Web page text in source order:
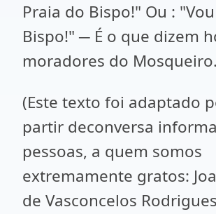
Praia do Bispo!" Ou :
Bispo!" ─ É o que dizem
moradores do Mosqueiro.
(Este texto foi adaptado
partir deconversa
pessoas, a quem somos
extremamente gratos:
de Vasconcelos